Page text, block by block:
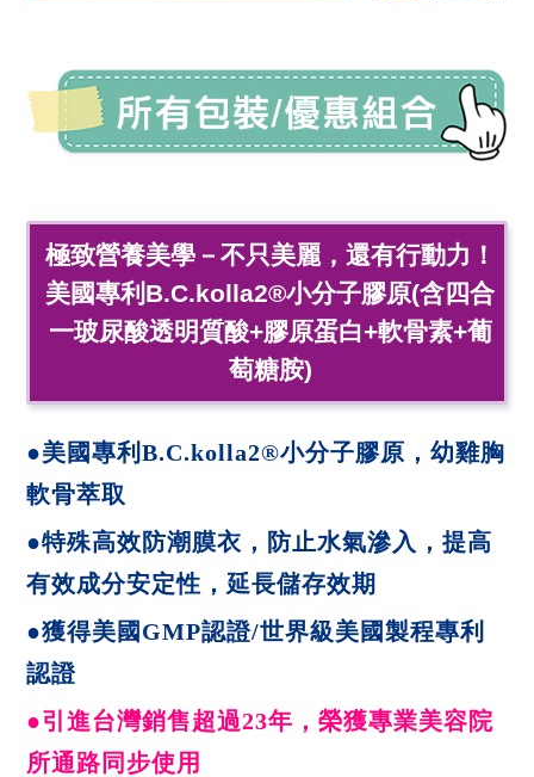
極致營養美學－不只美麗，還有行動力！
美國專利B.C.kolla2®小分子膠原(含四合
一玻尿酸透明質酸+膠原蛋白+軟骨素+葡
萄糖胺)
●美國專利B.C.kolla2®小分子膠原，幼雞胸
軟骨萃取
●特殊高效防潮膜衣，防止水氣滲入，提高
有效成分安定性，延長儲存效期
●獲得美國GMP認證/世界級美國製程專利
認證
●引進台灣銷售超過23年，榮獲專業美容院
所通路同步使用